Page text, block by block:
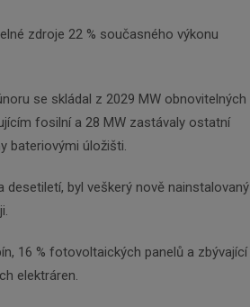
zdroje 22 % současného výkonu
se skládal z 2029 MW obnovitelných
fosilní a 28 MW zastávaly ostatní
bateriovými úložišti.
desetiletí, byl veškerý nově nainstalovaný
16 % fotovoltaických panelů a zbývající
elektráren.